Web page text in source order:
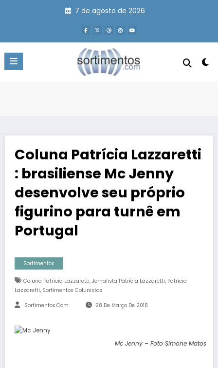
7 de agosto de 2026
Coluna Patrícia Lazzaretti
: brasiliense Mc Jenny
desenvolve seu próprio
figurino para turnê em
Portugal
Sortimentos
Coluna Patrícia Lazzaretti, Jornalista Patrícia Lazzaretti, Patrícia
Lazzaretti, Sortimentos Colunistas
Sortimentos.com 28 De Março De 2018
Mc Jenny – Foto Simone Matos